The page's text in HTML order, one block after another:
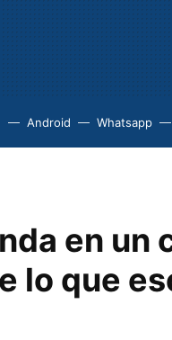
Android Whatsapp
en un
lo que